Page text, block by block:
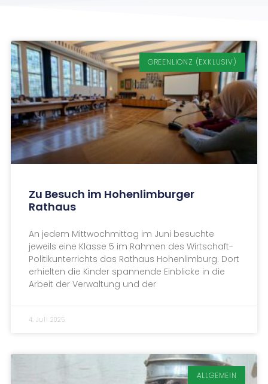
GREENLIONZ (EXKLUSIV)
Zu Besuch im Hohenlimburger
Rathaus
An jedem Mittwochmittag im Juni besuchte
jeweils eine Klasse 5 im Rahmen des Wirtschaft-
Politikunterrichts das Rathaus Hohenlimburg. Dort
erhielten die Kinder spannende Einblicke in die
Arbeit der Verwaltung und der
4. Juli 2025
ALLGEMEIN